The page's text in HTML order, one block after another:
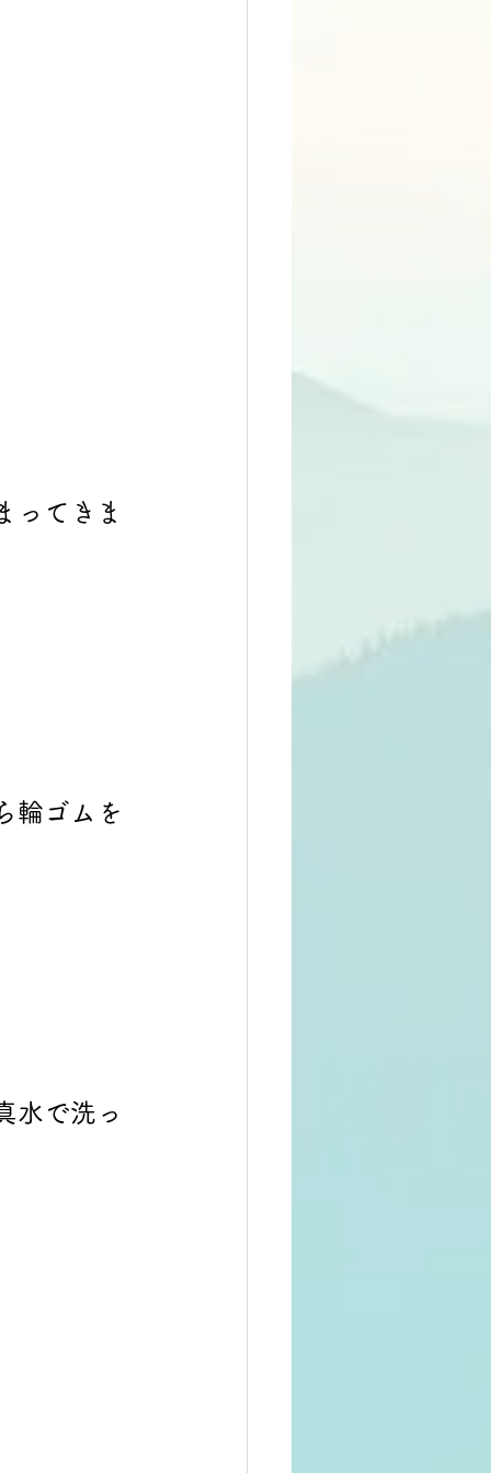
ってきま
輪ゴムを
水で洗っ